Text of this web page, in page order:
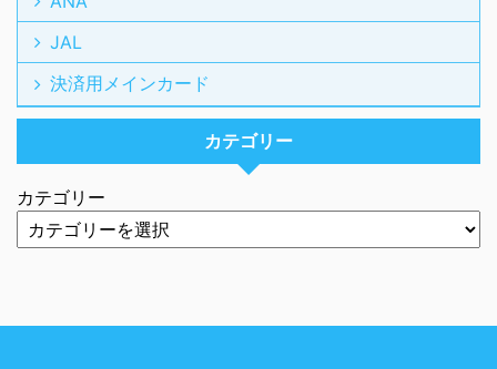
JAL
決済用メインカード
カテゴリー
カテゴリー